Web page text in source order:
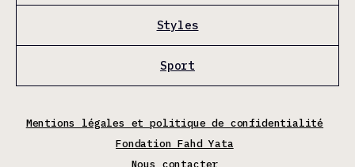
Styles
Sport
Mentions légales et politique de confidentialité
Fondation Fahd Yata
Nous contacter